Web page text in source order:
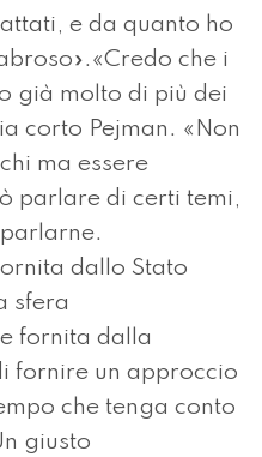
e da quanto ho
che i
già molto di più dei
corto Pejman. «Non
ma essere
parlare di certi temi,
dallo Stato
sfera
fornita dalla
fornire un approccio
che tenga conto
giusto